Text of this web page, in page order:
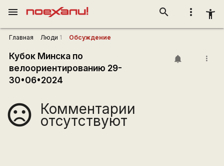
more_vert accessibility_new
search
menu
Главная Люди 1 Обсуждение
Кубок Минска по
велоориентированию 29-
30•06•2024
more_vert
sentiment_very_dissatisfied Комментарии
отсутствуют